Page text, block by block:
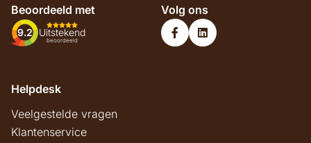
Beoordeeld met
9.2 Uitstekend
beoordeeld
Volg ons
Helpdesk
Veelgestelde vragen
Klantenservice